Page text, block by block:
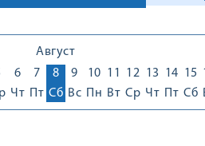
Август
6
Чт
7
Пт
8
Сб
9
Вс
10
Пн
11
Вт
12
Ср
13
Чт
14
Пт
15
Сб